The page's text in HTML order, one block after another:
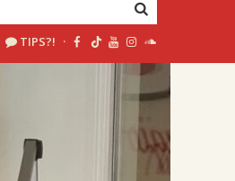
TIPS?! ·
uur 1 van 2
Volgend uur